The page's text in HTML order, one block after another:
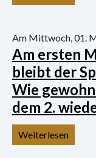
Vernissage
Vortrag
Sprechsaal
Archiv
Ausstellungen
Film
Am Mittwoch, 01.
Am ersten
bleibt der
Wie
dem 2.
Weiterlesen